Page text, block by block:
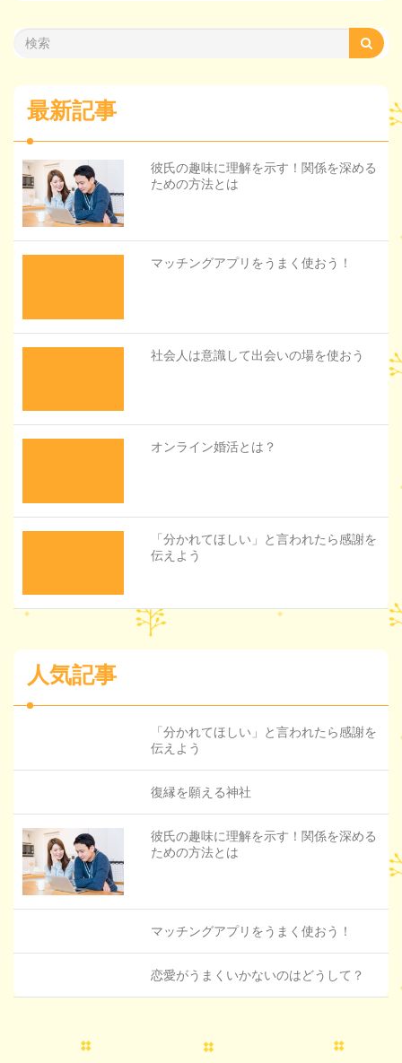
最新記事
彼氏の趣味に理解を示す！関係を深める
ための方法とは
マッチングアプリをうまく使おう！
社会人は意識して出会いの場を使おう
オンライン婚活とは？
「分かれてほしい」と言われたら感謝を
伝えよう
人気記事
「分かれてほしい」と言われたら感謝を
伝えよう
復縁を願える神社
彼氏の趣味に理解を示す！関係を深める
ための方法とは
マッチングアプリをうまく使おう！
恋愛がうまくいかないのはどうして？